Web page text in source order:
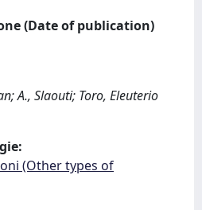
(Date of publication)
A., Slaouti; Toro, Eleuterio
(Other types of